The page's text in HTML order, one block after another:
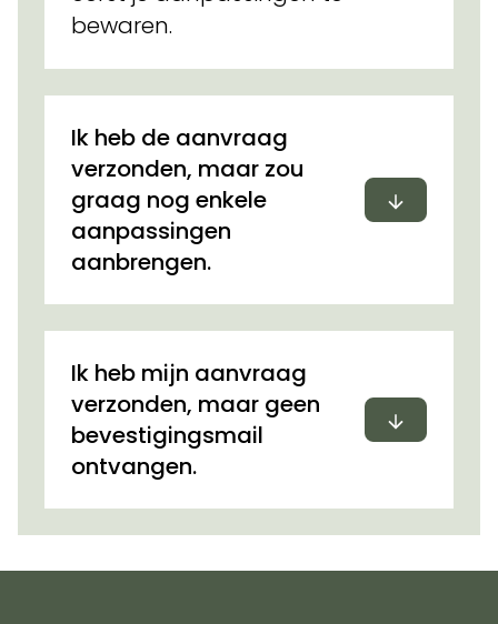
bewaren.
Ik heb de aanvraag
verzonden, maar zou
graag nog enkele
aanpassingen
aanbrengen.
Uitvouwen
Ik heb mijn aanvraag
verzonden, maar geen
bevestigingsmail
ontvangen.
Uitvouwen